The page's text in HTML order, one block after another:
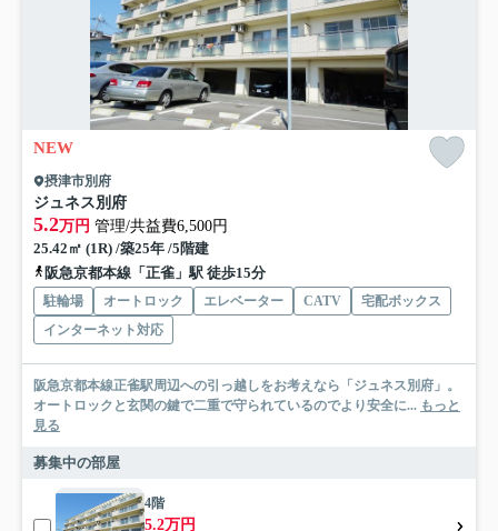
NEW
摂津市別府
ジュネス別府
5.2万円 管理/共益費6,500円
25.42㎡ (1R) /築25年 /5階建
阪急京都本線「正雀」駅 徒歩15分
駐輪場 オートロック エレベーター CATV
宅配ボックス
インターネット対応
阪急京都本線正雀駅周辺への引っ越しをお考えなら「ジュネス別府」。
オートロックと玄関の鍵で二重で守られているのでより安全に... もっと
見る
募集中の部屋
4階
5.2万円